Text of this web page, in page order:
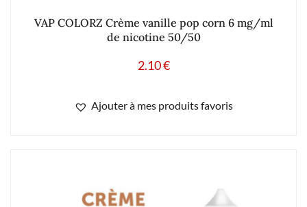
2.10€
Ajouter à mes produits favoris
statistiques de visites. Nous vous recommandons d'accepter leur
utilisation pour profiter pleinement de votre navigation. Vous
pouvez choisir de les paramétrer en cliquant sur